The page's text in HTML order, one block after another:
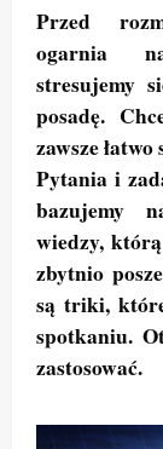
Przed
ogarnia
stresujemy
posadę.
zawsze
Pytania i
bazujemy
wiedzy,
zbytnio
są triki,
spotkaniu.
zastosować.